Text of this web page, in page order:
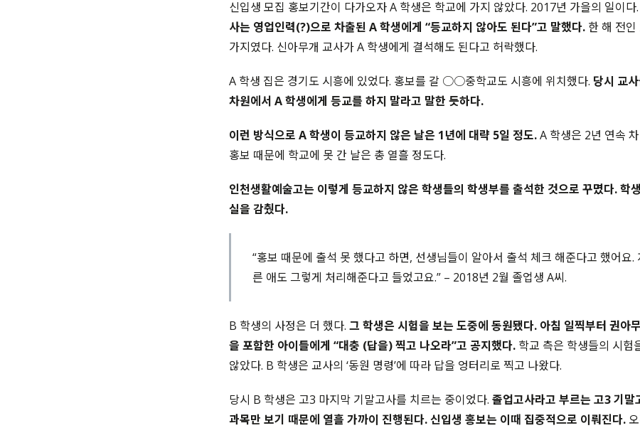
신입생 모집 홍보기간이 다가오자 A 학생은 학교에 가지 않았다. 2017년 가을의 일이다.
사는 영업인력(?)으로 차출된 A 학생에게 “등교하지 않아도 된다”고 말했다. 한 해 전
가지였다. 신아무개 교사가 A 학생에게 결석해도 된다고 허락했다.
A 학생 집은 경기도 시흥에 있었다. 홍보를 갈 ○○중학교도 시흥에 위치했다. 당시 교
차원에서 A 학생에게 등교를 하지 말라고 말한 듯하다.
이런 방식으로 A 학생이 등교하지 않은 날은 1년에 대략 5일 정도.A 학생은 2년 연속
홍보 때문에 학교에 못 간 날은 총 열흘 정도다.
인천생활예술고는 이렇게 등교하지 않은 학생들의 학생부를 출석한 것으로 꾸몄다. 학
실을 감췄다.
“홍보 때문에 출석 못 했다고 하면, 선생님들이 알아서 출석 체크 해준다고 했어요.
른 애도 그렇게 처리해준다고 들었고요.” – 2018년 2월 졸업생 A씨.
B 학생의 사정은 더 했다. 그 학생은 시험을 보는 도중에 동원됐다. 아침 일찍부터 권아
을 포함한 아이들에게 “대충 (답을) 찍고 나오라”고 공지했다. 학교 측은 학생들의 시험
않았다. B 학생은 교사의 ‘동원 명령’에 따라 답을 엉터리로 찍고 나왔다.
당시 B 학생은 고3 마지막 기말고사를 치르는 중이었다. 졸업고사라고 부르는 고3 기말
과목만 보기 때문에 열흘 가까이 진행된다. 신입생 홍보는 이때 집중적으로 이뤄진다.